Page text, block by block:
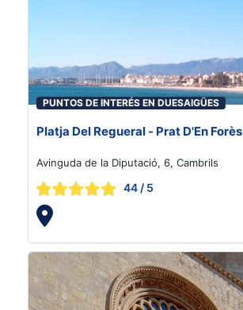
PUNTOS DE INTERÉS EN DUESAIGÜES
Platja Del Regueral - Prat D'En Forès
Avinguda de la Diputació, 6, Cambrils
44 / 5